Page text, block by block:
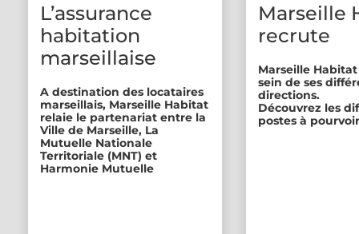
L’assurance
habitation
marseillaise
A destination des locataires
marseillais, Marseille Habitat
relaie le partenariat entre la
Ville de Marseille, La
Mutuelle Nationale
Territoriale (MNT) et
Harmonie Mutuelle
Marseille
recrute
Marseille
sein de ses
directions.
Découvrez les
postes à